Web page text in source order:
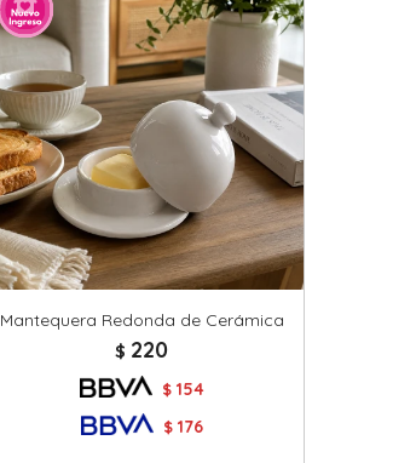
Mantequera Redonda de Cerámica
$ 220
$ 154
$ 176